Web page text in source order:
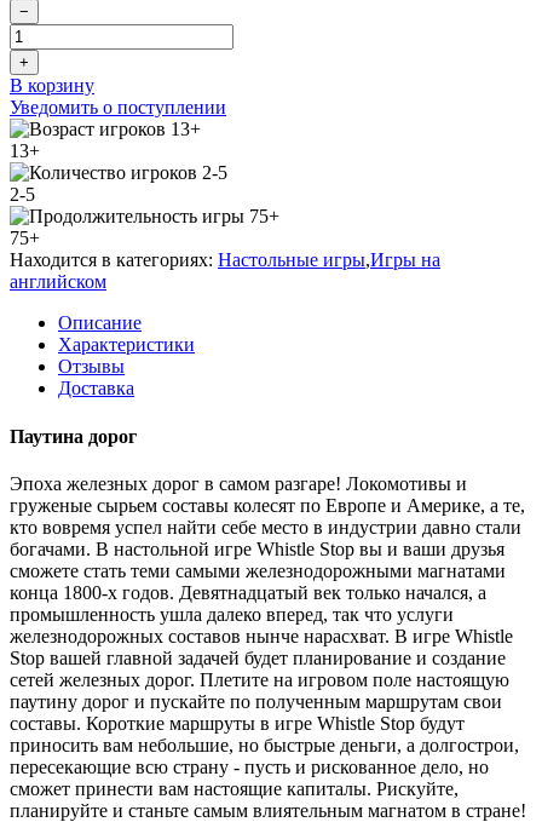
−
+
В корзину
Уведомить о поступлении
13+
2-5
75+
Находится в категориях: Настольные игры,Игры на
английском
Описание
Характеристики
Отзывы
Доставка
Паутина дорог
Эпоха железных дорог в самом разгаре! Локомотивы и
груженые сырьем составы колесят по Европе и Америке, а те,
кто вовремя успел найти себе место в индустрии давно стали
богачами. В настольной игре Whistle Stop вы и ваши друзья
сможете стать теми самыми железнодорожными магнатами
конца 1800-х годов. Девятнадцатый век только начался, а
промышленность ушла далеко вперед, так что услуги
железнодорожных составов нынче нарасхват. В игре Whistle
Stop вашей главной задачей будет планирование и создание
сетей железных дорог. Плетите на игровом поле настоящую
паутину дорог и пускайте по полученным маршрутам свои
составы. Короткие маршруты в игре Whistle Stop будут
приносить вам небольшие, но быстрые деньги, а долгострои,
пересекающие всю страну - пусть и рискованное дело, но
сможет принести вам настоящие капиталы. Рискуйте,
планируйте и станьте самым влиятельным магнатом в стране!